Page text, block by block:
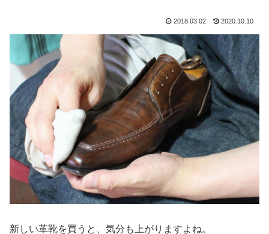
2018.03.02 2020.10.10
新しい革靴を買うと、気分も上がりますよね。